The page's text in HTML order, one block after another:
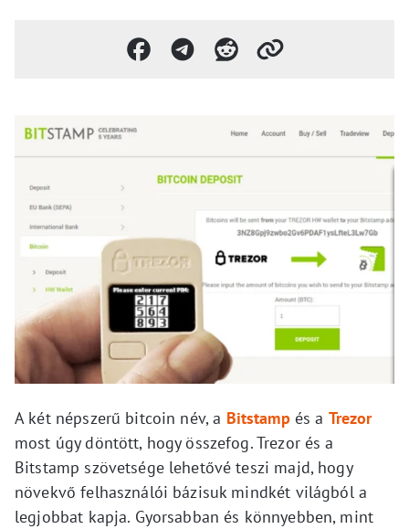
A két népszerű bitcoin név, a Bitstampés a Trezor
most úgy döntött, hogy összefog. Trezor és a
Bitstamp szövetsége lehetővé teszi majd, hogy
növekvő felhasználói bázisuk mindkét világból a
legjobbat kapja. Gyorsabban és könnyebben, mint